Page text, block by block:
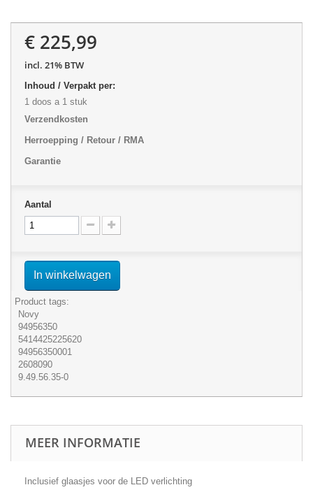
€ 225,99
incl. 21% BTW
Inhoud / Verpakt per:
1 doos a 1 stuk
Verzendkosten
Herroepping / Retour / RMA
Garantie
Aantal
In winkelwagen
Product tags:
Novy
94956350
5414425225620
94956350001
2608090
9.49.56.35-0
MEER INFORMATIE
Inclusief glaasjes voor de LED verlichting